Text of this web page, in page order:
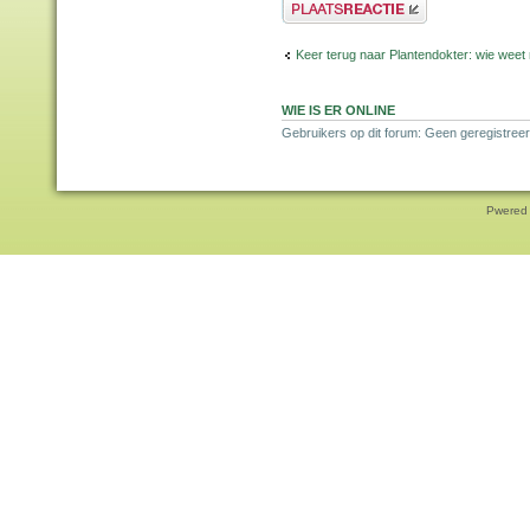
Keer terug naar Plantendokter: wie weet
WIE IS ER ONLINE
Gebruikers op dit forum: Geen